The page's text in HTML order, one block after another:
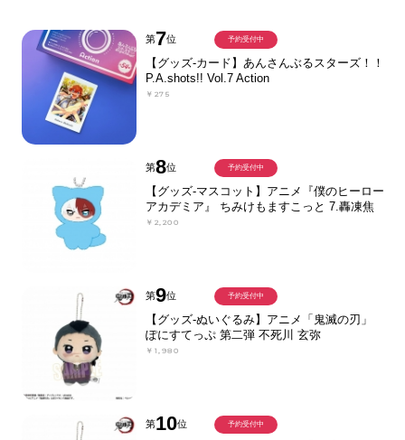
第7位
【グッズ-カード】あんさんぶるスターズ！！
P.A.shots!! Vol.7 Action
￥275
予約受付中
第8位
【グッズ-マスコット】アニメ『僕のヒーロー
アカデミア』 ちみけもますこっと 7.轟凍焦
￥2,200
予約受付中
第9位
【グッズ-ぬいぐるみ】アニメ「鬼滅の刃」
ぽにすてっぷ 第二弾 不死川 玄弥
￥1,980
予約受付中
第10位 予約受付中